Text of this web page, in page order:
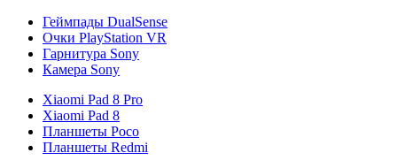
Геймпады DualSense
Очки PlayStation VR
Гарнитура Sony
Камера Sony
Xiaomi Pad 8 Pro
Xiaomi Pad 8
Планшеты Poco
Планшеты Redmi